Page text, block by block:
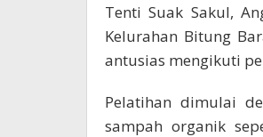
Tenti Suak Sakul,
Kelurahan Bitung
antusias mengikuti
Pelatihan dimulai
sampah organik